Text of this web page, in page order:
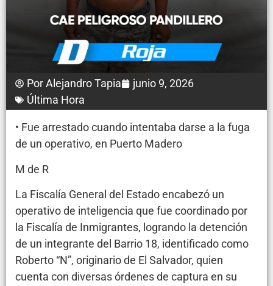
PorAlejandro Tapia
junio 9, 2026
Última Hora
• Fue arrestado cuando intentaba darse a la fuga
de un operativo, en Puerto Madero
M de R
La Fiscalía General del Estado encabezó un
operativo de inteligencia que fue coordinado por
la Fiscalía de Inmigrantes, logrando la detención
de un integrante del Barrio 18, identificado como
Roberto “N”, originario de El Salvador, quien
cuenta con diversas órdenes de captura en su